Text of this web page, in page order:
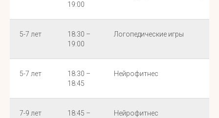
19:00
5-7 лет
18:30 –
19:00
Логопедические игры
5-7 лет
18:30 –
18:45
Нейрофитнес
7-9 лет
18:45 –
Нейрофитнес